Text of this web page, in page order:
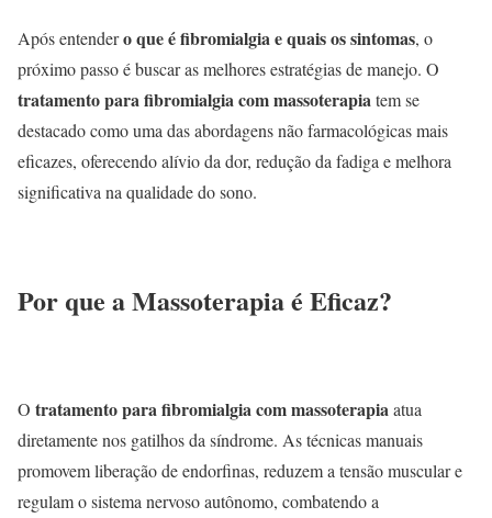
Após entendero que é fibromialgia e quais os sintomas, o
próximo passo é buscar as melhores estratégias de manejo. O
tratamento para fibromialgia com massoterapiatem se
destacado como uma das abordagens não farmacológicas mais
eficazes, oferecendo alívio da dor, redução da fadiga e melhora
significativa na qualidade do sono.
Por que a Massoterapia é Eficaz?
O tratamento para fibromialgia com massoterapiaatua
diretamente nos gatilhos da síndrome. As técnicas manuais
promovem liberação de endorfinas, reduzem a tensão muscular e
regulam o sistema nervoso autônomo, combatendo a